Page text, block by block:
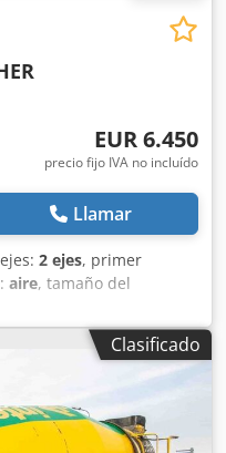
EUR 6.450
precio fijo IVA no incluído
Llamar
2 ejes, primer
aire, tamaño del
entre ejes:
utilizable: hormigón
Cjdpfx Ajuc Dcdjanorf
Tracción: tracción a las
útil: 28.280 kg MMA:
BUF
Clasificado